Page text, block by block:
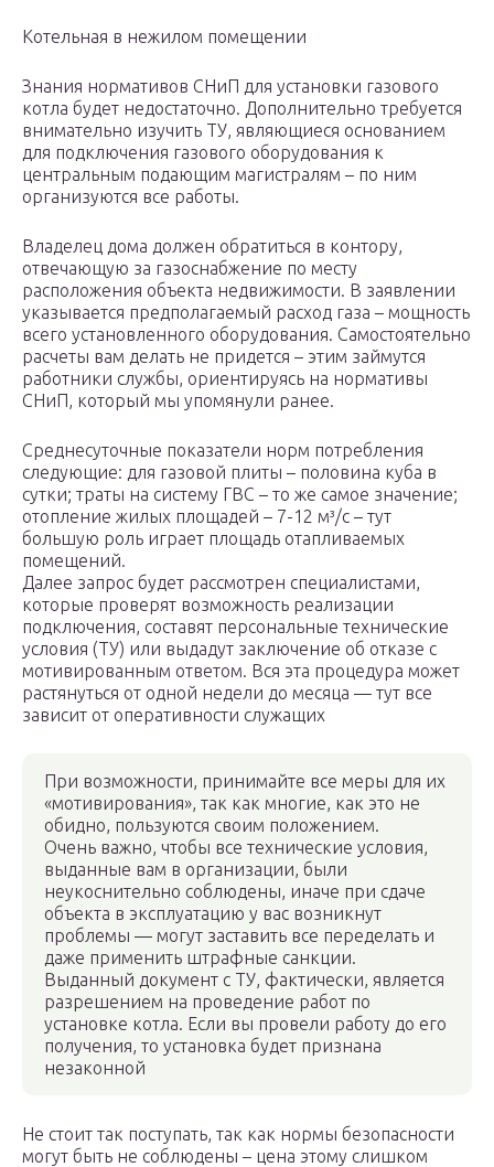
Котельная в нежилом помещении
Знания нормативов СНиП для установки газового
котла будет недостаточно. Дополнительно требуется
внимательно изучить ТУ, являющиеся основанием
для подключения газового оборудования к
центральным подающим магистралям – по ним
организуются все работы.
Владелец дома должен обратиться в контору,
отвечающую за газоснабжение по месту
расположения объекта недвижимости. В заявлении
указывается предполагаемый расход газа – мощность
всего установленного оборудования. Самостоятельно
расчеты вам делать не придется – этим займутся
работники службы, ориентируясь на нормативы
СНиП, который мы упомянули ранее.
Среднесуточные показатели норм потребления
следующие: для газовой плиты – половина куба в
сутки; траты на систему ГВС – то же самое значение;
отопление жилых площадей – 7-12 м³/с – тут
большую роль играет площадь отапливаемых
помещений.
Далее запрос будет рассмотрен специалистами,
которые проверят возможность реализации
подключения, составят персональные технические
условия (ТУ) или выдадут заключение об отказе с
мотивированным ответом. Вся эта процедура может
растянуться от одной недели до месяца — тут все
зависит от оперативности служащих
При возможности, принимайте все меры для их
«мотивирования», так как многие, как это не
обидно, пользуются своим положением.
Очень важно, чтобы все технические условия,
выданные вам в организации, были
неукоснительно соблюдены, иначе при сдаче
объекта в эксплуатацию у вас возникнут
проблемы — могут заставить все переделать и
даже применить штрафные санкции.
Выданный документ с ТУ, фактически, является
разрешением на проведение работ по
установке котла. Если вы провели работу до его
получения, то установка будет признана
незаконной
Не стоит так поступать, так как нормы безопасности
могут быть не соблюдены – цена этому слишком